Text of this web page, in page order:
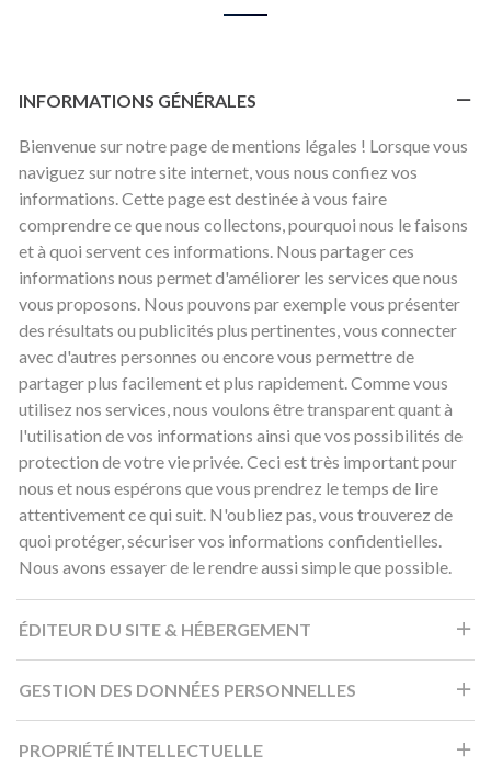
INFORMATIONS GÉNÉRALES
Bienvenue sur notre page de mentions légales ! Lorsque vous
naviguez sur notre site internet, vous nous confiez vos
informations. Cette page est destinée à vous faire
comprendre ce que nous collectons, pourquoi nous le faisons
et à quoi servent ces informations. Nous partager ces
informations nous permet d'améliorer les services que nous
vous proposons. Nous pouvons par exemple vous présenter
des résultats ou publicités plus pertinentes, vous connecter
avec d'autres personnes ou encore vous permettre de
partager plus facilement et plus rapidement. Comme vous
utilisez nos services, nous voulons être transparent quant à
l'utilisation de vos informations ainsi que vos possibilités de
protection de votre vie privée. Ceci est très important pour
nous et nous espérons que vous prendrez le temps de lire
attentivement ce qui suit. N'oubliez pas, vous trouverez de
quoi protéger, sécuriser vos informations confidentielles.
Nous avons essayer de le rendre aussi simple que possible.
ÉDITEUR DU SITE & HÉBERGEMENT
GESTION DES DONNÉES PERSONNELLES
PROPRIÉTÉ INTELLECTUELLE